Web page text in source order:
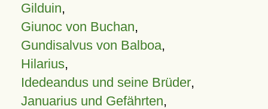
Gilduin,
Giunoc von Buchan,
Gundisalvus von Balboa,
Hilarius,
Idedeandus und seine Brüder,
Januarius und Gefährten,